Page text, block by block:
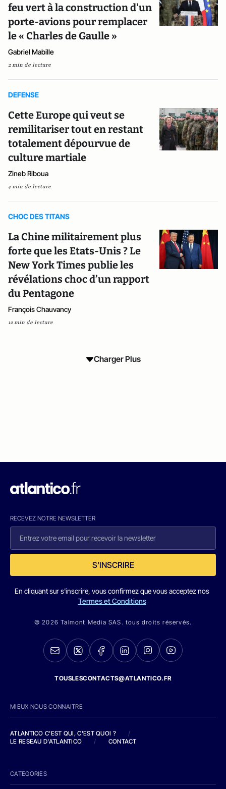
feu vert à la construction d'un
porte-avions pour remplacer
le « Charles de Gaulle »
Gabriel Mabille
2 min de lecture
DEFENSE
Cette Europe qui veut se
remilitariser tout en restant
totalement dépourvue de
culture martiale
Zineb Riboua
4 min de lecture
CHOC DES TITANS
La Chine militairement plus
forte que les Etats-Unis ? Le
New York Times publie les
révélations choc d’un rapport
du Pentagone
François Chauvancy
12 min de lecture
Charger Plus
RECEVEZ NOTRE NEWSLETTER
S'INSCRIRE
En cliquant sur s'inscrire, vous confirmez que vous acceptez nos
Termes et Conditions
© 2026 Talmont Media SAS. tous droits réservés.
TOUSLESCONTACTS@ATLANTICO.FR
MIEUX NOUS CONNAITRE
ATLANTICO C'EST QUI, C'EST QUOI ?
/
LE RESEAU D'ATLANTICO
/ CONTACT
CATEGORIES